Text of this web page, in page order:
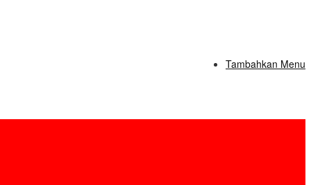
Tambahkan Menu